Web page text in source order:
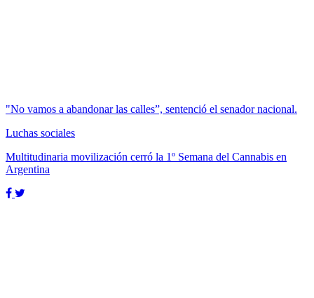
"No vamos a abandonar las calles”, sentenció el senador nacional.
Luchas sociales
Multitudinaria movilización cerró la 1º Semana del Cannabis en
Argentina